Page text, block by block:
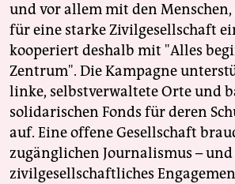
und vor allem mit den
für eine starke Zivilgesellschaft
kooperiert deshalb mit "Alles
Zentrum". Die Kampagne
linke, selbstverwaltete Orte und
solidarischen Fonds für deren
auf. Eine offene Gesellschaft
zugänglichen Journalismus – und
zivilgesellschaftliches